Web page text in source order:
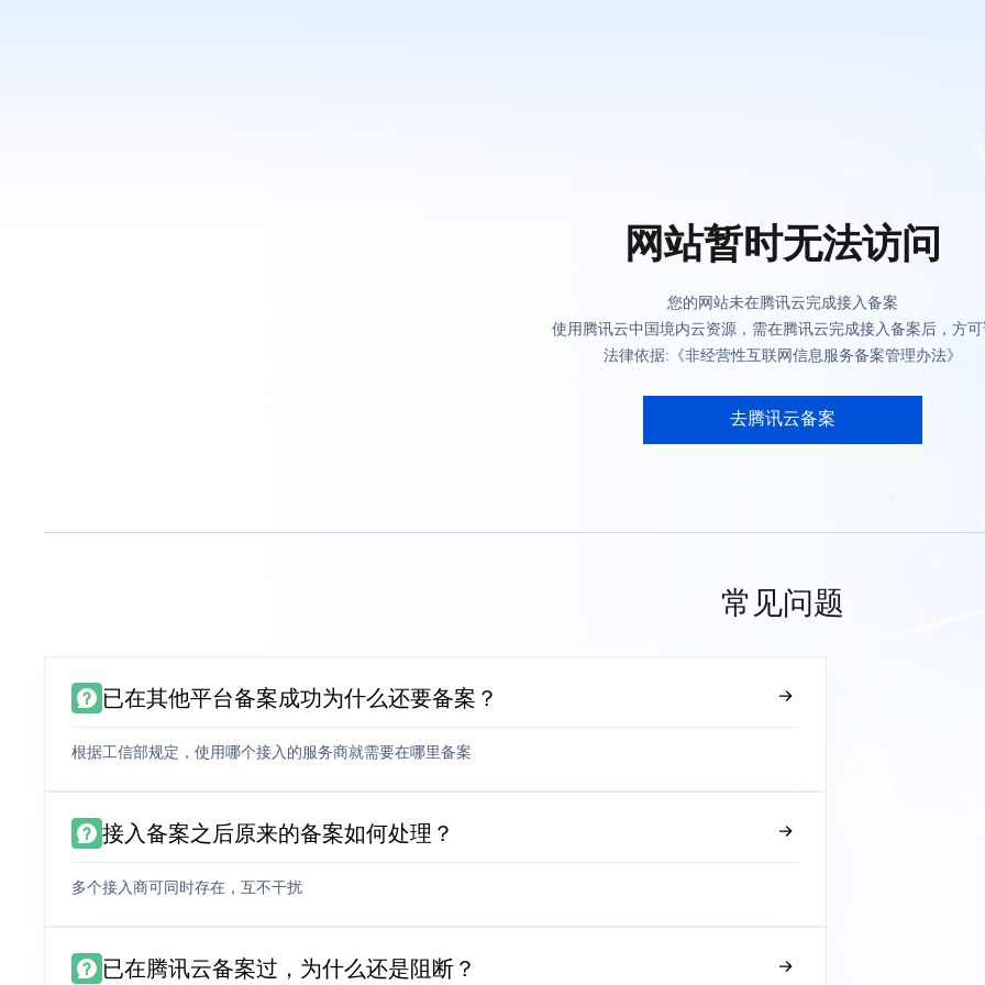
网站暂时无法访问
您的网站未在腾讯云完成接入备案
使用腾讯云中国境内云资源，需在腾讯云完成接入备案后，方
法律依据:《非经营性互联网信息服务备案管理办法》
去腾讯云备案
常见问题
已在其他平台备案成功为什么还要备案？
根据工信部规定，使用哪个接入的服务商就需要在哪里备案
接入备案之后原来的备案如何处理？
多个接入商可同时存在，互不干扰
已在腾讯云备案过，为什么还是阻断？